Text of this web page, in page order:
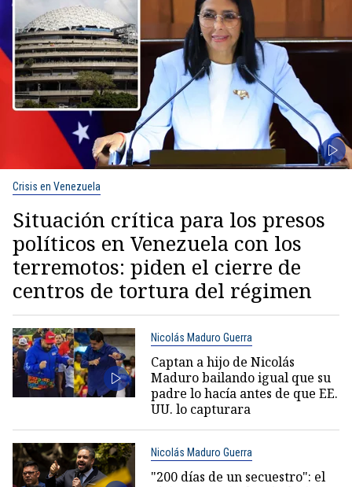
Crisis en Venezuela
Situación crítica para los presos
políticos en Venezuela con los
terremotos: piden el cierre de
centros de tortura del régimen
Nicolás Maduro Guerra
Captan a hijo de Nicolás
Maduro bailando igual que su
padre lo hacía antes de que EE.
UU. lo capturara
Nicolás Maduro Guerra
"200 días de un secuestro": el